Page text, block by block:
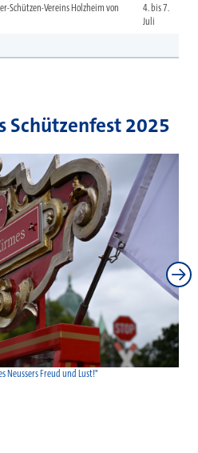
Schützen-Vereins Holzheim von
4. bis 7.
Juli
Schützenfest 2025
Neussers Freud und Lust!"